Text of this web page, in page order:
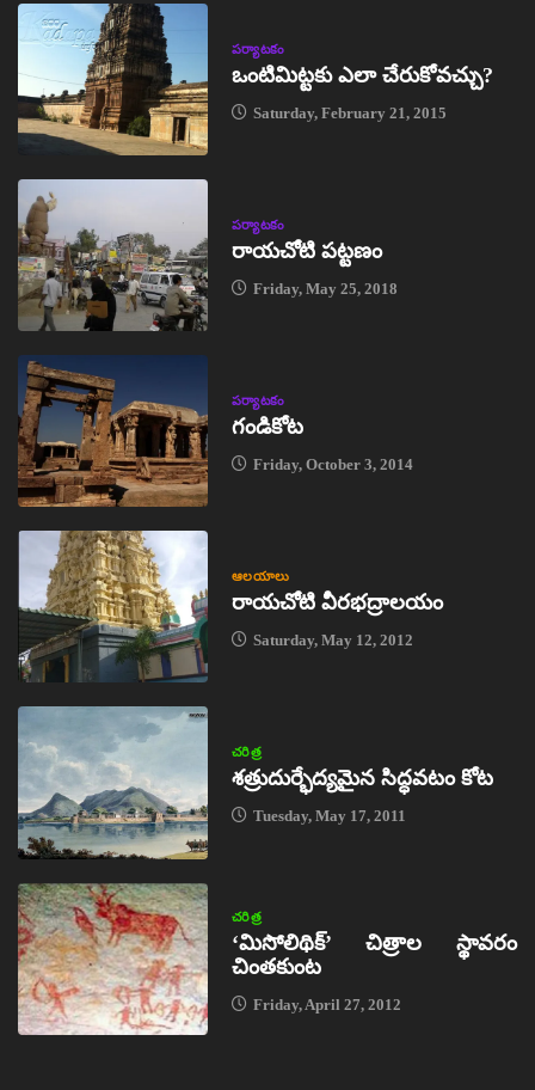
పర్యాటకం
ఒంటిమిట్టకు ఎలా చేరుకోవచ్చు?
Saturday, February 21, 2015
పర్యాటకం
రాయచోటి పట్టణం
Friday, May 25, 2018
పర్యాటకం
గండికోట
Friday, October 3, 2014
ఆలయాలు
రాయచోటి వీరభద్రాలయం
Saturday, May 12, 2012
చరిత్ర
శత్రుదుర్భేద్యమైన సిద్ధవటం కోట
Tuesday, May 17, 2011
చరిత్ర
‘మిసోలిథిక్‌’ చిత్రాల స్థావరం
చింతకుంట
Friday, April 27, 2012